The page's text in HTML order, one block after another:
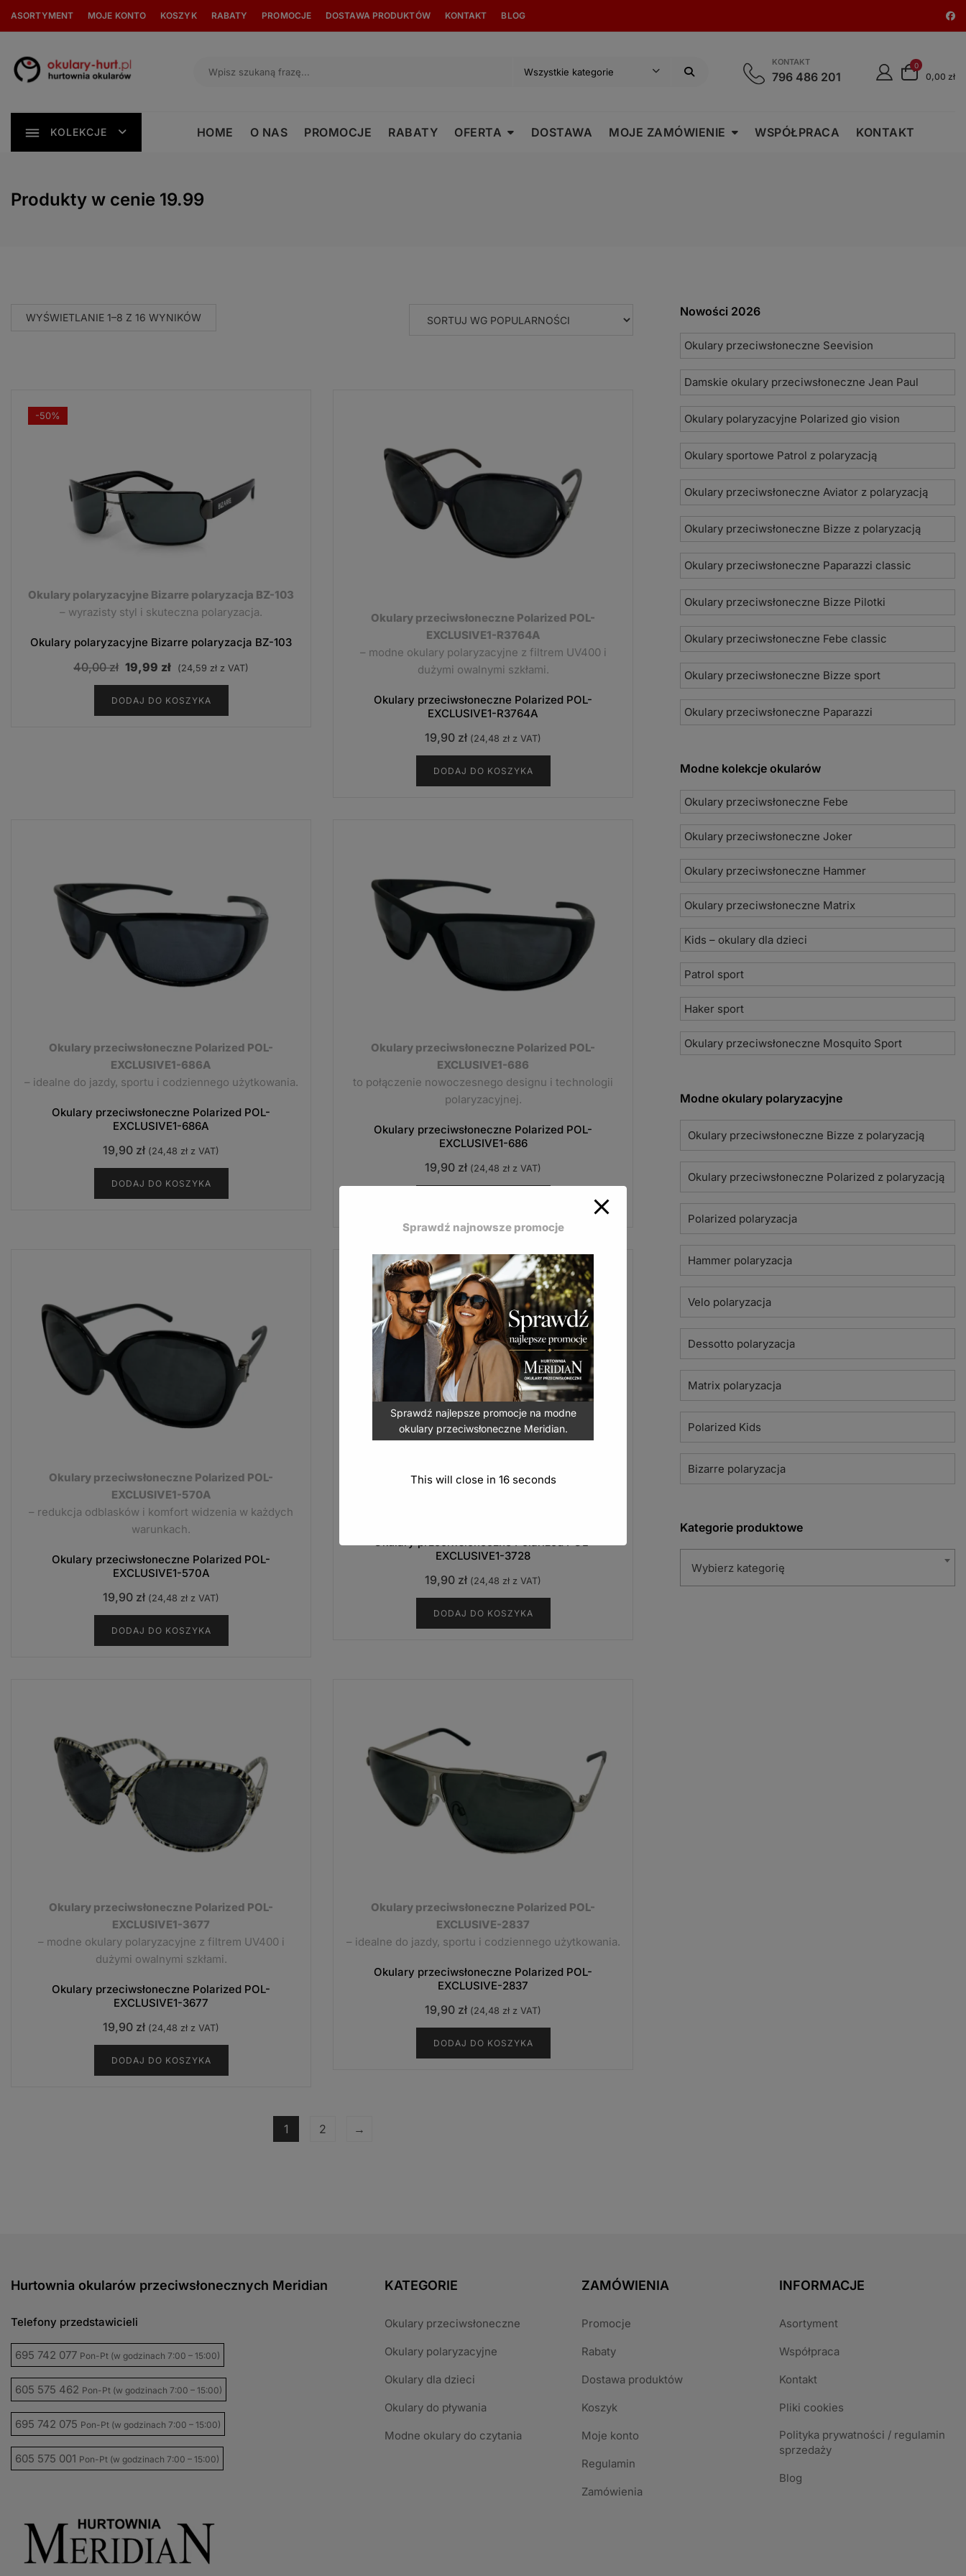
ASORTYMENT MOJE KONTO KOSZYK RABATY PROMOCJE DOSTAWA PRODUKTÓW KONTAKT BLOG
KONTAKT
796 486 201
0
0,00 zł
KOLEKCJE HOME O NAS PROMOCJE RABATY OFERTA DOSTAWA MOJE ZAMÓWIENIE WSPÓŁPRACA KONTAKT
Produkty w cenie 19.99
WYŚWIETLANIE 1–8 Z 16 WYNIKÓW
-50%
Okulary polaryzacyjne Bizarre polaryzacja BZ-103
– wyrazisty styl i skuteczna polaryzacja.
Okulary polaryzacyjne Bizarre polaryzacja BZ-103
40,00zł Pierwotna
cena
wynosiła:
40,00 zł.
19,99 zł Aktualna
cena
wynosi:
19,99 zł.
(24,59 zł z VAT)
DODAJ DO KOSZYKA
Okulary przeciwsłoneczne Polarized POL-
EXCLUSIVE1-R3764A
– modne okulary polaryzacyjne z filtrem UV400 i
dużymi owalnymi szkłami.
Okulary przeciwsłoneczne Polarized POL-
EXCLUSIVE1-R3764A
19,90 zł (24,48 zł z VAT)
DODAJ DO KOSZYKA
Okulary przeciwsłoneczne Polarized POL-
EXCLUSIVE1-686A
– idealne do jazdy, sportu i codziennego użytkowania.
Okulary przeciwsłoneczne Polarized POL-
EXCLUSIVE1-686A
19,90 zł (24,48 zł z VAT)
DODAJ DO KOSZYKA
Okulary przeciwsłoneczne Polarized POL-
EXCLUSIVE1-686
to połączenie nowoczesnego designu i technologii
polaryzacyjnej.
Okulary przeciwsłoneczne Polarized POL-
EXCLUSIVE1-686
19,90 zł (24,48 zł z VAT)
Okulary przeciwsłoneczne Polarized POL-
EXCLUSIVE1-570A
– redukcja odblasków i komfort widzenia w każdych
warunkach.
Okulary przeciwsłoneczne Polarized POL-
EXCLUSIVE1-570A
19,90 zł (24,48 zł z VAT)
DODAJ DO KOSZYKA
Okulary przeciwsłoneczne Polarized POL-
EXCLUSIVE1-3728
19,90 zł (24,48 zł z VAT)
DODAJ DO KOSZYKA
Okulary przeciwsłoneczne Polarized POL-
EXCLUSIVE1-3677
– modne okulary polaryzacyjne z filtrem UV400 i
dużymi owalnymi szkłami.
Okulary przeciwsłoneczne Polarized POL-
EXCLUSIVE1-3677
19,90 zł (24,48 zł z VAT)
DODAJ DO KOSZYKA
Okulary przeciwsłoneczne Polarized POL-
EXCLUSIVE-2837
– idealne do jazdy, sportu i codziennego użytkowania.
Okulary przeciwsłoneczne Polarized POL-
EXCLUSIVE-2837
19,90 zł (24,48 zł z VAT)
DODAJ DO KOSZYKA
1 2 →
Nowości 2026
Okulary przeciwsłoneczne Seevision
Damskie okulary przeciwsłoneczne Jean Paul
Okulary polaryzacyjne Polarized gio vision
Okulary sportowe Patrol z polaryzacją
Okulary przeciwsłoneczne Aviator z polaryzacją
Okulary przeciwsłoneczne Bizze z polaryzacją
Okulary przeciwsłoneczne Paparazzi classic
Okulary przeciwsłoneczne Bizze Pilotki
Okulary przeciwsłoneczne Febe classic
Okulary przeciwsłoneczne Bizze sport
Okulary przeciwsłoneczne Paparazzi
Modne kolekcje okularów
Okulary przeciwsłoneczne Febe
Okulary przeciwsłoneczne Joker
Okulary przeciwsłoneczne Hammer
Okulary przeciwsłoneczne Matrix
Kids – okulary dla dzieci
Patrol sport
Haker sport
Okulary przeciwsłoneczne Mosquito Sport
Modne okulary polaryzacyjne
Okulary przeciwsłoneczne Bizze z polaryzacją
Okulary przeciwsłoneczne Polarized z polaryzacją
Polarized polaryzacja
Hammer polaryzacja
Velo polaryzacja
Dessotto polaryzacja
Matrix polaryzacja
Polarized Kids
Bizarre polaryzacja
Kategorie produktowe
Wybierz kategorię
Hurtownia okularów przeciwsłonecznych Meridian
Telefony przedstawicieli
695 742 077 Pon-Pt (w godzinach 7:00 – 15:00)
605 575 462 Pon-Pt (w godzinach 7:00 – 15:00)
695 742 075 Pon-Pt (w godzinach 7:00 – 15:00)
605 575 001 Pon-Pt (w godzinach 7:00 – 15:00)
KATEGORIE
Okulary przeciwsłoneczne
Okulary polaryzacyjne
Okulary dla dzieci
Okulary do pływania
Modne okulary do czytania
ZAMÓWIENIA
Promocje
Rabaty
Dostawa produktów
Koszyk
Moje konto
Regulamin
Zamówienia
INFORMACJE
Asortyment
Współpraca
Kontakt
Pliki cookies
Polityka prywatności / regulamin
sprzedaży
Blog
Sprawdź najnowsze promocje
Sprawdź najlepsze promocje na modne
okulary przeciwsłoneczne Meridian.
This will close in 15seconds